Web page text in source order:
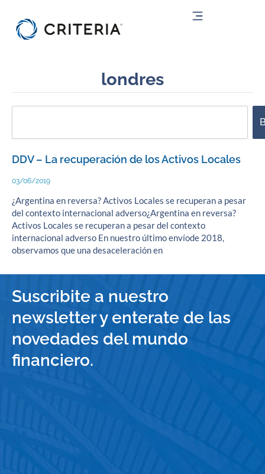
contenido
londres
DDV – La recuperación de los Activos Locales
03/06/2019
¿Argentina en reversa? Activos Locales se recuperan a pesar
del contexto internacional adverso¿Argentina en reversa?
Activos Locales se recuperan a pesar del contexto
internacional adverso En nuestro último envíode 2018,
observamos que una desaceleración en
Suscribite a nuestro
newsletter y enterate de las
novedades del mundo
financiero.